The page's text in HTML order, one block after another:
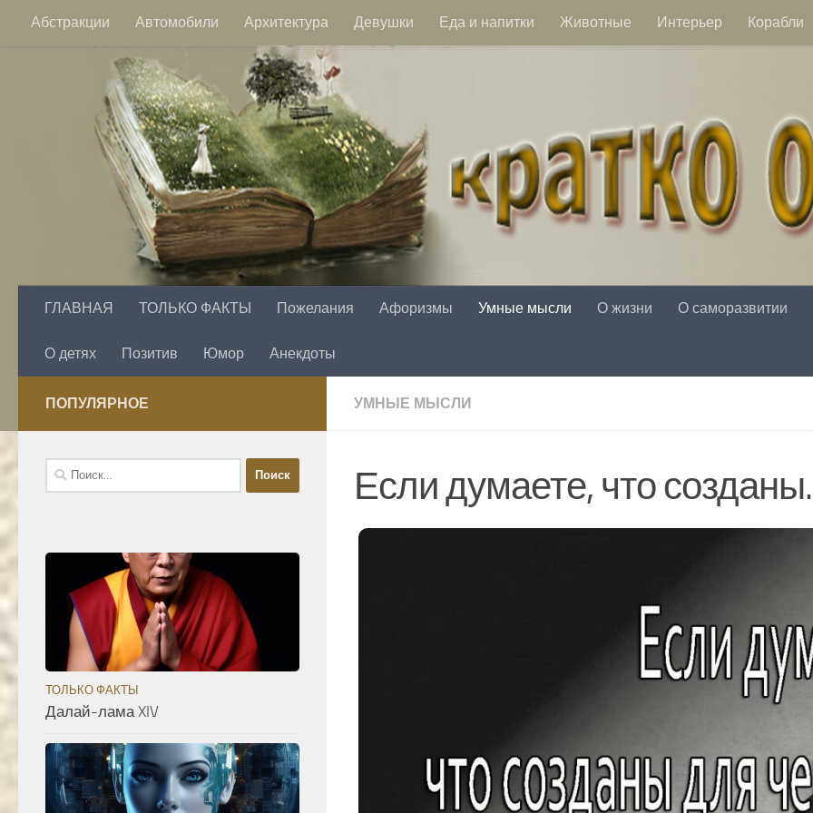
Перейти к содержимому
Абстракции Автомобили Архитектура Девушки Еда и напитки Животные Интерьер Корабли
Фэнтези
ГЛАВНАЯ ТОЛЬКО ФАКТЫ Пожелания Афоризмы Умные мысли О жизни О саморазвитии
О детях Позитив Юмор Анекдоты
УМНЫЕ МЫСЛИ
Если думаете, что
ПОПУЛЯРНОЕ
Найти:
ТОЛЬКО ФАКТЫ
Далай-лама XIV